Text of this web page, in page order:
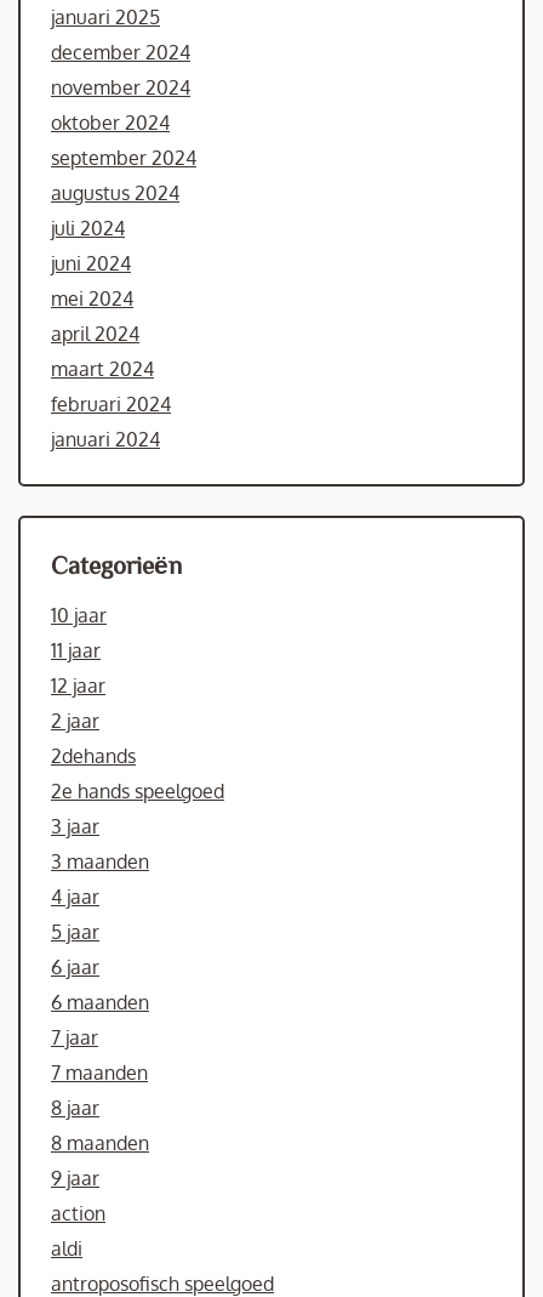
januari 2025
december 2024
november 2024
oktober 2024
september 2024
augustus 2024
juli 2024
juni 2024
mei 2024
april 2024
maart 2024
februari 2024
januari 2024
Categorieën
10 jaar
11 jaar
12 jaar
2 jaar
2dehands
2e hands speelgoed
3 jaar
3 maanden
4 jaar
5 jaar
6 jaar
6 maanden
7 jaar
7 maanden
8 jaar
8 maanden
9 jaar
action
aldi
antroposofisch speelgoed